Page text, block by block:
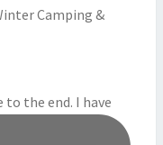
to the end. I have